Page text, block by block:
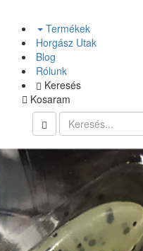
Termékek
Horgász Utak
Blog
Rólunk
Keresés
Kosaram